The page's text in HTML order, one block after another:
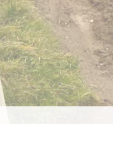
Am
Stein auf Stein. Stein auf